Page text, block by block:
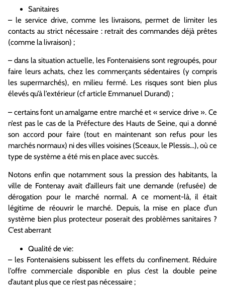
Sanitaires
– le service drive, comme les livraisons, permet de limiter les
contacts au strict nécessaire : retrait des commandes déjà prêtes
(comme la livraison) ;
– dans la situation actuelle, les Fontenaisiens sont regroupés, pour
faire leurs achats, chez les commerçants sédentaires (y compris
les supermarchés), en milieu fermé. Les risques sont bien plus
élevés qu’à l’extérieur (cf article Emmanuel Durand) ;
– certains font un amalgame entre marché et « service drive ». Ce
n’est pas le cas de la Préfecture des Hauts de Seine, qui a donné
son accord pour faire (tout en maintenant son refus pour les
marchés normaux) ni des villes voisines (Sceaux, le Plessis…), où ce
type de système a été mis en place avec succès.
Notons enfin que notamment sous la pression des habitants, la
ville de Fontenay avait d’ailleurs fait une demande (refusée) de
dérogation pour le marché normal. A ce moment-là, il était
légitime de réouvrir le marché. Depuis, la mise en place d’un
système bien plus protecteur poserait des problèmes sanitaires ?
C’est aberrant
Qualité de vie:
– les Fontenaisiens subissent les effets du confinement. Réduire
l’offre commerciale disponible en plus c’est la double peine
d’autant plus que ce n’est pas nécessaire ;